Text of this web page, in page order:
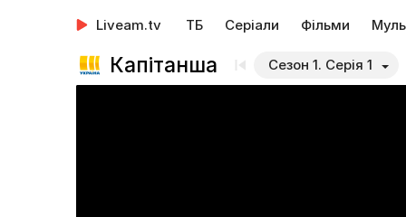
Liveam.tv ТБ Серіали Фільми
Капітанша Сезон 1. Серія 1